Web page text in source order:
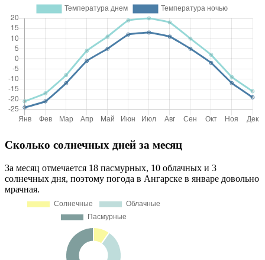
Сколько солнечных дней за месяц
За месяц отмечается 18 пасмурных, 10 облачных и 3
солнечных дня, поэтому погода в Ангарске в январе довольно
мрачная.